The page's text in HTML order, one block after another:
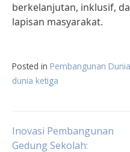
berkelanjutan, inklusif,
lapisan masyarakat.
Posted in Pembangunan Dunia
dunia ketiga
Post
Inovasi Pembangunan
Gedung Sekolah: